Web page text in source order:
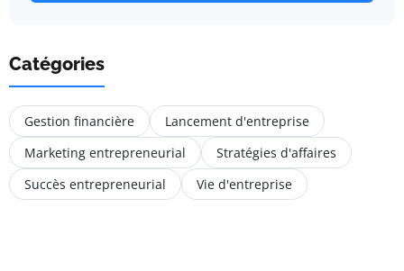
Catégories
Gestion financière
Lancement d'entreprise
Marketing entrepreneurial
Stratégies d'affaires
Succès entrepreneurial
Vie d'entreprise